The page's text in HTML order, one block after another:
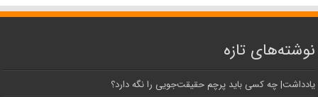
نوشته‌های تازه
یادداشت| ‌چه کسی باید پرچم حقیقت‌جویی را نگه دارد؟